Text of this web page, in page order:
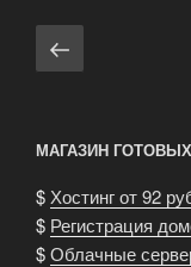
Навигация
постраница
МАГАЗИН ГОТОВЫХ
$ Хостинг от 92
$ Регистрация
$Облачные